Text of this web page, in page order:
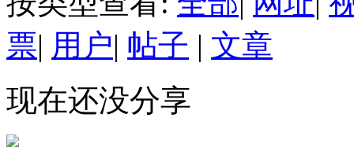
票| 用户| 帖子 | 文章
现在还没分享